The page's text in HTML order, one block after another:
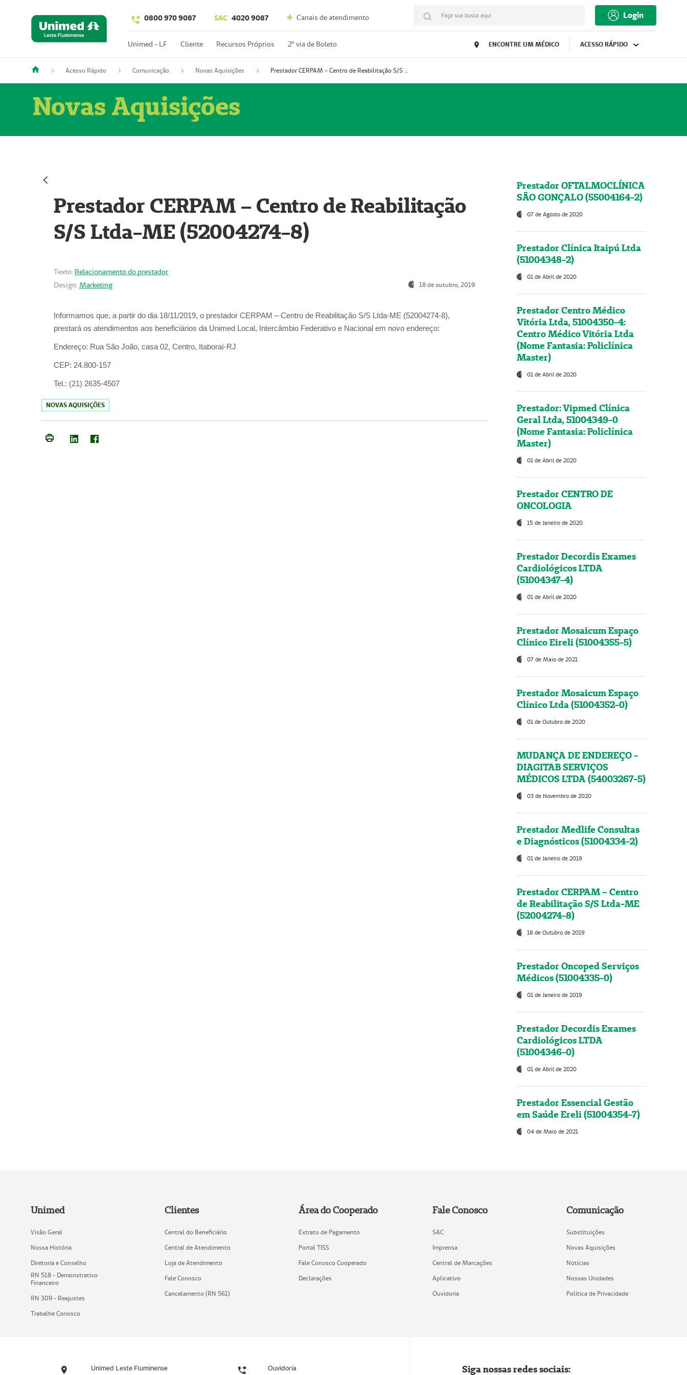
0800 970 9087 SAC 4020 9087 Canais de atendimento Faça sua busca aqui Login
Unimed - LF Cliente Recursos Próprios 2º via de Boleto ENCONTRE UM MÉDICO ACESSO RÁPIDO
Acesso Rápido Comunicação Novas Aquisições Prestador CERPAM – Centro de Reabilitação S/S Ltda-ME (52004274-8)
Novas Aquisições
Prestador CERPAM – Centro de Reabilitação
S/S Ltda-ME (52004274-8)
Texto: Relacionamento do prestador
Design: Marketing 18 de outubro, 2019
Informamos que, a partir do dia 18/11/2019, o prestador CERPAM – Centro de Reabilitação S/S Ltda-ME (52004274-8),
prestará os atendimentos aos beneficiários da Unimed Local, Intercâmbio Federativo e Nacional em novo endereço:
Endereço: Rua São João, casa 02, Centro, Itaboraí-RJ
CEP: 24.800-157
Tel.: (21) 2635-4507
NOVAS AQUISIÇÕES
Prestador OFTALMOCLÍNICA
SÃO GONÇALO (55004164-2)
07 de Agosto de 2020
Prestador Clínica Itaipú Ltda
(51004348-2)
01 de Abril de 2020
Prestador Centro Médico
Vitória Ltda, 51004350-4:
Centro Médico Vitória Ltda
(Nome Fantasia: Policlínica
Master)
01 de Abril de 2020
Prestador: Vipmed Clínica
Geral Ltda, 51004349-0
(Nome Fantasia: Policlínica
Master)
01 de Abril de 2020
Prestador CENTRO DE
ONCOLOGIA
15 de Janeiro de 2020
Prestador Decordis Exames
Cardiológicos LTDA
(51004347-4)
01 de Abril de 2020
Prestador Mosaicum Espaço
Clínico Eireli (51004355-5)
07 de Maio de 2021
Prestador Mosaicum Espaço
Clínico Ltda (51004352-0)
01 de Outubro de 2020
MUDANÇA DE ENDEREÇO -
DIAGITAB SERVIÇOS
MÉDICOS LTDA (54003267-5)
03 de Novembro de 2020
Prestador Medlife Consultas
e Diagnósticos (51004334-2)
01 de Janeiro de 2019
Prestador CERPAM – Centro
de Reabilitação S/S Ltda-ME
(52004274-8)
18 de Outubro de 2019
Prestador Oncoped Serviços
Médicos (51004335-0)
01 de Janeiro de 2019
Prestador Decordis Exames
Cardiológicos LTDA
(51004346-0)
01 de Abril de 2020
Prestador Essencial Gestão
em Saúde Ereli (51004354-7)
04 de Maio de 2021
Unimed
Visão Geral
Nossa História
Diretoria e Conselho
RN 518 - Demonstrativo
Financeiro
RN 309 - Reajustes
Trabalhe Conosco
Clientes
Central do Beneficiário
Central de Atendimento
Loja de Atendimento
Fale Conosco
Cancelamento (RN 561)
Área do Cooperado
Extrato de Pagamento
Portal TISS
Fale Conosco Cooperado
Declarações
Fale Conosco
SAC
Imprensa
Central de Marcações
Aplicativo
Ouvidoria
Comunicação
Substituições
Novas Aquisições
Notícias
Nossas Unidades
Política de Privacidade
Unimed Leste Fluminense Ouvidoria Siga nossas redes sociais: